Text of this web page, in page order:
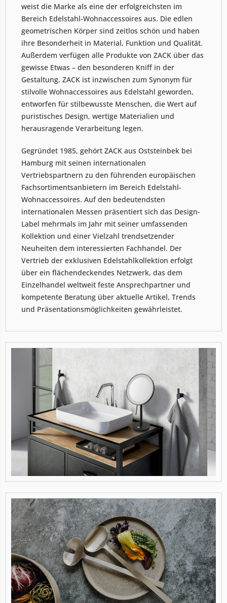
weist die Marke als eine der erfolgreichsten im
Bereich Edelstahl-Wohnaccessoires aus. Die edlen
geometrischen Körper sind zeitlos schön und haben
ihre Besonderheit in Material, Funktion und Qualität.
Außerdem verfügen alle Produkte von ZACK über das
gewisse Etwas – den besonderen Kniff in der
Gestaltung. ZACK ist inzwischen zum Synonym für
stilvolle Wohnaccessoires aus Edelstahl geworden,
entworfen für stilbewusste Menschen, die Wert auf
puristisches Design, wertige Materialien und
herausragende Verarbeitung legen.
Gegründet 1985, gehört ZACK aus Oststeinbek bei
Hamburg mit seinen internationalen
Vertriebspartnern zu den führenden europäischen
Fachsortimentsanbietern im Bereich Edelstahl-
Wohnaccessoires. Auf den bedeutendsten
internationalen Messen präsentiert sich das Design-
Label mehrmals im Jahr mit seiner umfassenden
Kollektion und einer Vielzahl trendsetzender
Neuheiten dem interessierten Fachhandel. Der
Vertrieb der exklusiven Edelstahlkollektion erfolgt
über ein flächendeckendes Netzwerk, das dem
Einzelhandel weltweit feste Ansprechpartner und
kompetente Beratung über aktuelle Artikel, Trends
und Präsentationsmöglichkeiten gewährleistet.